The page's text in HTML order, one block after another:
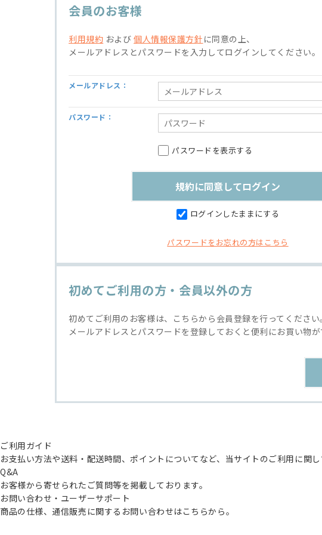
会員のお客様
利用規約 および個人情報保護方針 に同意の上、
メールアドレスとパスワードを入力してログインしてください。
メールアドレス：
パスワード：
パスワードを表示する
ログインしたままにする
パスワードをお忘れの方はこちら
初めてご利用の方・会員以外の方
初めてご利用のお客様は、こちらから会員登録を行ってください。
メールアドレスとパスワードを登録しておくと便利にお買い物が
ご利用ガイド
お支払い方法や送料・配送時間、ポイントについてなど、当サイトのご利用に関し
Q&A
お客様から寄せられたご質問等を掲載しております。
お問い合わせ・ユーザーサポート
商品の仕様、通信販売に関するお問い合わせはこちらから。